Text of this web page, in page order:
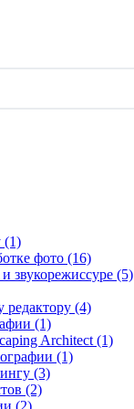
(1)
фото (16)
звукорежиссуре (5)
редактору (4)
(1)
Architect (1)
(1)
(3)
(2)